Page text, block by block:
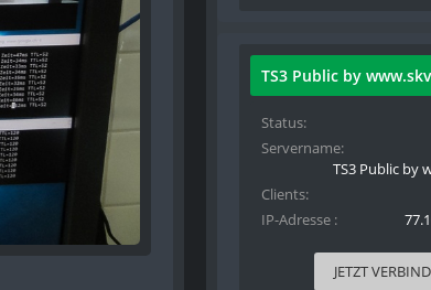
TS3 Public by
Status
Servername
TS3 Public by
Clients
IP-Adresse
JETZT